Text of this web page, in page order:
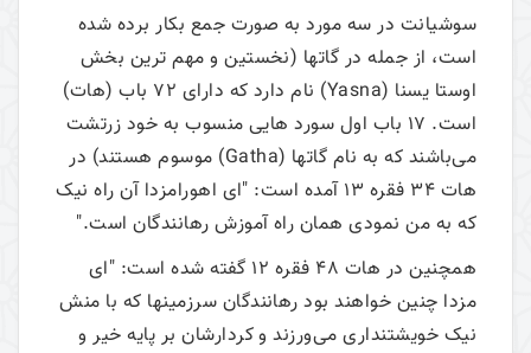
سوشیانت در سه مورد به صورت جمع بکار برده شده
است، از جمله در گاتها (نخستین و مهم ترین بخش
اوستا یسنا (Yasna) نام دارد که دارای 72 باب (هات)
است. 17 باب اول سورد هایی منسوب به خود زرتشت
می‌باشند که به نام گاتها (Gatha) موسوم هستند) در
هات 34 فقره 13 آمده است: "ای اهورامزدا آن راه نیک
که به من نمودی همان راه آموزش رهانندگان است."
همچنین در هات 48 فقره 12 گفته شده است: "ای
مزدا چنین خواهند بود رهانندگان سرزمین­ها که با منش
نیک خویشتنداری می‌ورزند و کردارشان بر پایه خیر و